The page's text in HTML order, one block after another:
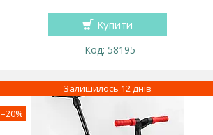
Купити
58195
–20%
Залишилось 12 днів